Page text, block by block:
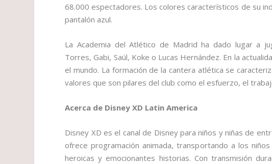
68.000 espectadores. Los colores característicos de su
pantalón azul.
La Academia del Atlético de Madrid ha dado lugar a
Torres, Gabi, Saúl, Koke o Lucas Hernández. En la
el mundo. La formación de la cantera atlética se
valores que son pilares del club como el esfuerzo, el
Acerca de Disney XD Latin America
Disney XD es el canal de Disney para niños y niñas de
ofrece programación animada, transportando a los
heroicas y emocionantes historias. Con transmisión